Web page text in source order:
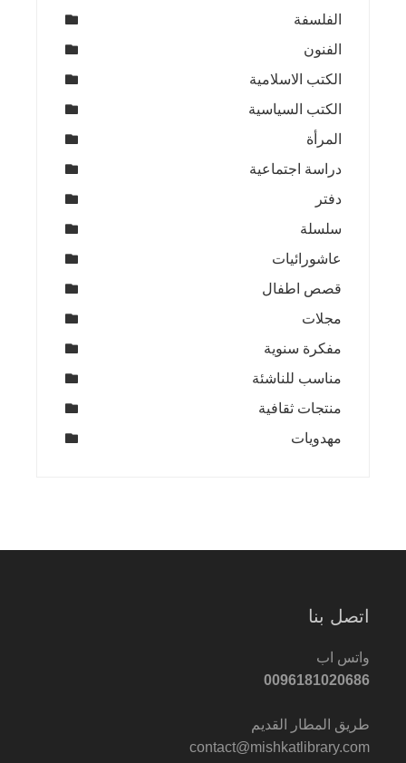
الفلسفة
الفنون
الكتب الاسلامية
الكتب السياسية
المرأة
دراسة اجتماعية
دفتر
سلسلة
عاشورائيات
قصص اطفال
مجلات
مفكرة سنوية
مناسب للناشئة
منتجات ثقافية
مهدويات
اتصل بنا
واتس اب
0096181020686
طريق المطار القديم
contact@mishkatlibrary.com